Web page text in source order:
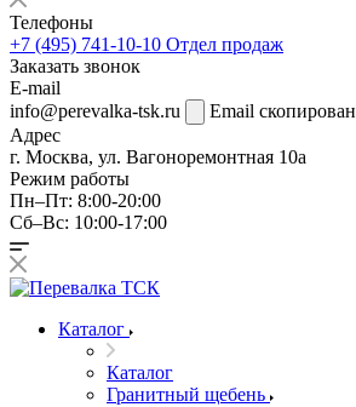
Телефоны
+7 (495) 741-10-10 Отдел продаж
Заказать звонок
E-mail
info@perevalka-tsk.ru
Email скопирован
Адрес
г. Москва, ул. Вагоноремонтная 10а
Режим работы
Пн–Пт: 8:00-20:00
Сб–Вс: 10:00-17:00
Каталог
Каталог
Гранитный щебень